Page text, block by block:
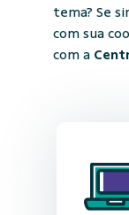
tema? Se
com sua
com a